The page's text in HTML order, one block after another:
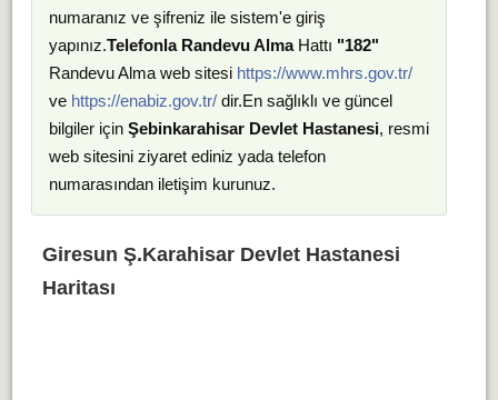
numaranız ve şifreniz ile sistem'e giriş
yapınız.Telefonla Randevu AlmaHattı "182"
Randevu Alma web sitesi https://www.mhrs.gov.tr/
ve https://enabiz.gov.tr/dir.En sağlıklı ve güncel
bilgiler için Şebinkarahisar Devlet Hastanesi, resmi
web sitesini ziyaret ediniz yada telefon
numarasından iletişim kurunuz.
Giresun Ş.Karahisar Devlet Hastanesi
Haritası